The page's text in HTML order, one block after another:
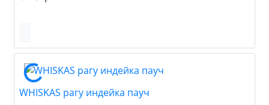
WHISKAS рагу индейка пауч